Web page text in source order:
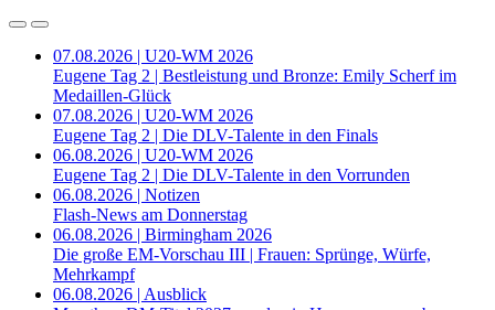
07.08.2026 | U20-WM 2026
Eugene Tag 2 | Bestleistung und Bronze: Emily Scherf im
Medaillen-Glück
07.08.2026 | U20-WM 2026
Eugene Tag 2 | Die DLV-Talente in den Finals
06.08.2026 | U20-WM 2026
Eugene Tag 2 | Die DLV-Talente in den Vorrunden
06.08.2026 | Notizen
Flash-News am Donnerstag
06.08.2026 | Birmingham 2026
Die große EM-Vorschau III | Frauen: Sprünge, Würfe,
Mehrkampf
06.08.2026 | Ausblick